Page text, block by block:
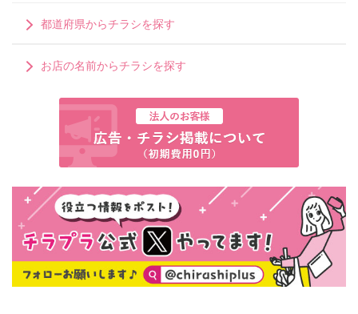
都道府県からチラシを探す
お店の名前からチラシを探す